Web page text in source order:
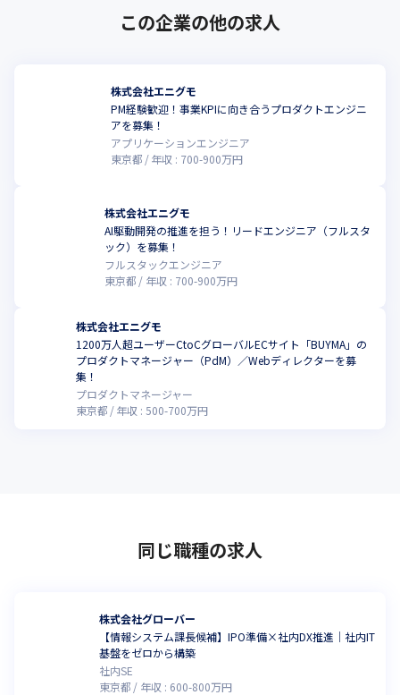
この企業の他の求人
株式会社エニグモ
PM経験歓迎！事業KPIに向き合うプロダクトエンジニ
アを募集！
アプリケーションエンジニア
東京都
年収 : 700-900万円
株式会社エニグモ
AI駆動開発の推進を担う！リードエンジニア（フルスタ
ック）を募集！
フルスタックエンジニア
東京都
年収 : 700-900万円
株式会社エニグモ
1200万人超ユーザーCtoCグローバルECサイト「BUYMA」の
プロダクトマネージャー（PdM）／Webディレクターを募
集！
プロダクトマネージャー
東京都
年収 :500-700万円
同じ職種の求人
株式会社グローバー
【情報システム課長候補】IPO準備×社内DX推進｜社内IT
基盤をゼロから構築
社内SE
東京都
年収 : 600-800万円